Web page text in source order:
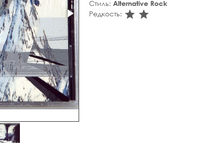
Стиль: Alternative Rock
Редкость: star_rate
star_rate